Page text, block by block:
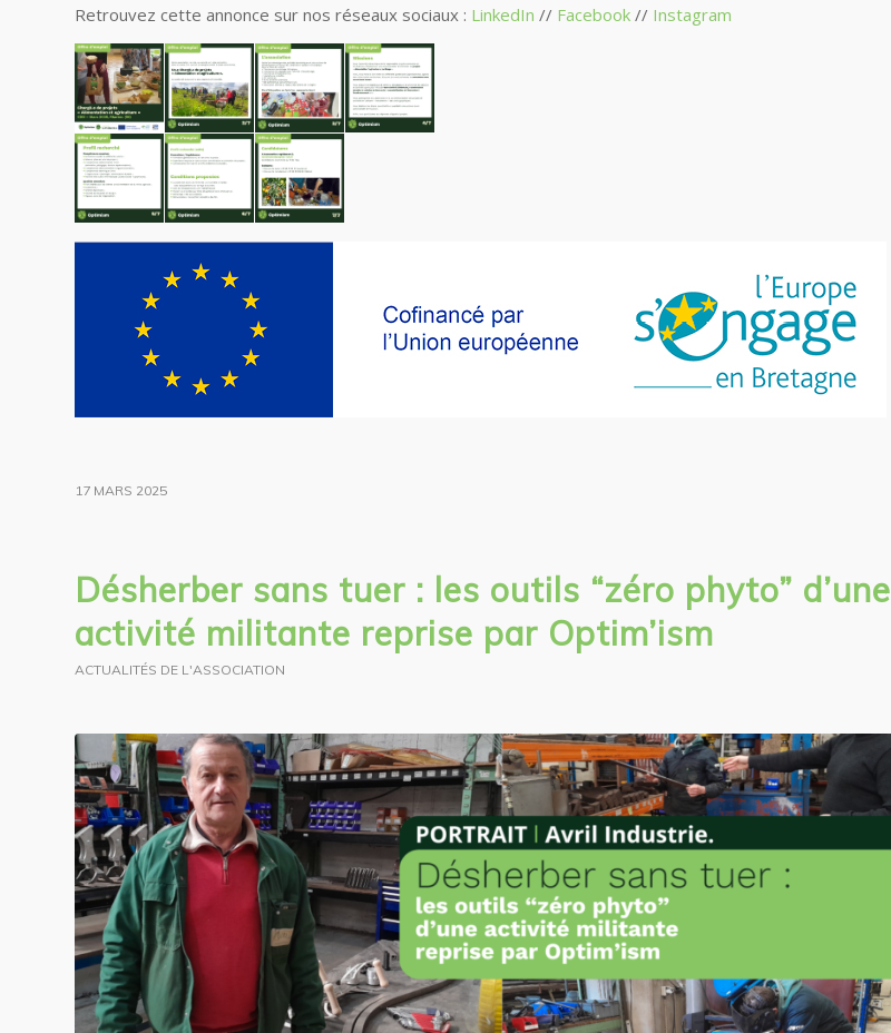
Retrouvez cette annonce sur nos réseaux sociaux : LinkedIn // Facebook // Instagram
17 MARS 2025
Désherber sans tuer : les outils “zéro phyto” d’une
activité militante reprise par Optim’ism
ACTUALITÉS DE L'ASSOCIATION